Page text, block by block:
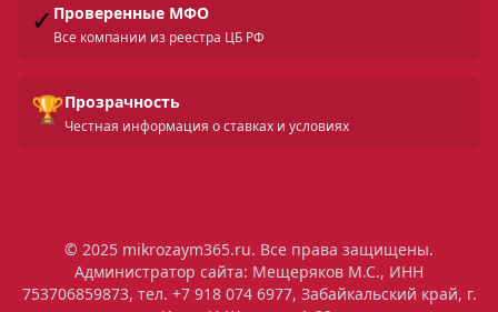
✓ Проверенные МФО
Все компании из реестра ЦБ РФ
🏆Прозрачность
Честная информация о ставках и условиях
© 2025 mikrozaym365.ru. Все права защищены.
Администратор сайта: Мещеряков М.С., ИНН
753706859873, тел. +7 918 074 6977, Забайкальский край, г.